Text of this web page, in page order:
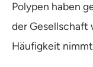
Polypen haben
der Gesellschaft
Häufigkeit